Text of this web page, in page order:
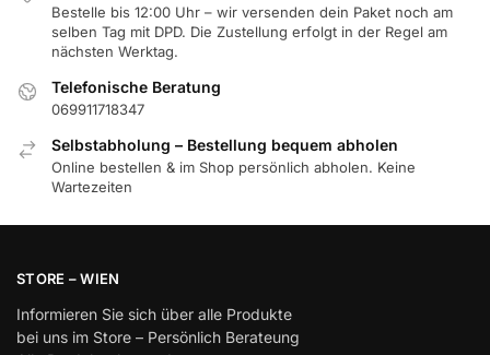
Bestelle bis 12:00 Uhr – wir versenden dein Paket noch am
selben Tag mit DPD. Die Zustellung erfolgt in der Regel am
nächsten Werktag.
Telefonische Beratung
069911718347
Selbstabholung – Bestellung bequem abholen
Online bestellen & im Shop persönlich abholen. Keine
Wartezeiten
STORE – WIEN
Informieren Sie sich über alle Produkte
bei uns im Store – Persönlich Berateung